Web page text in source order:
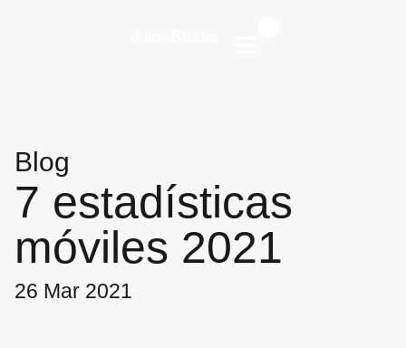
Blog
7 estadísticas
móviles 2021
26 Mar 2021